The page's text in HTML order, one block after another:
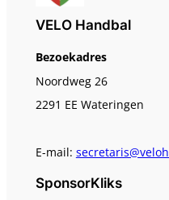
VELO Handbal
Bezoekadres
Noordweg 26
2291 EE Wateringen
E-mail:
SponsorKliks